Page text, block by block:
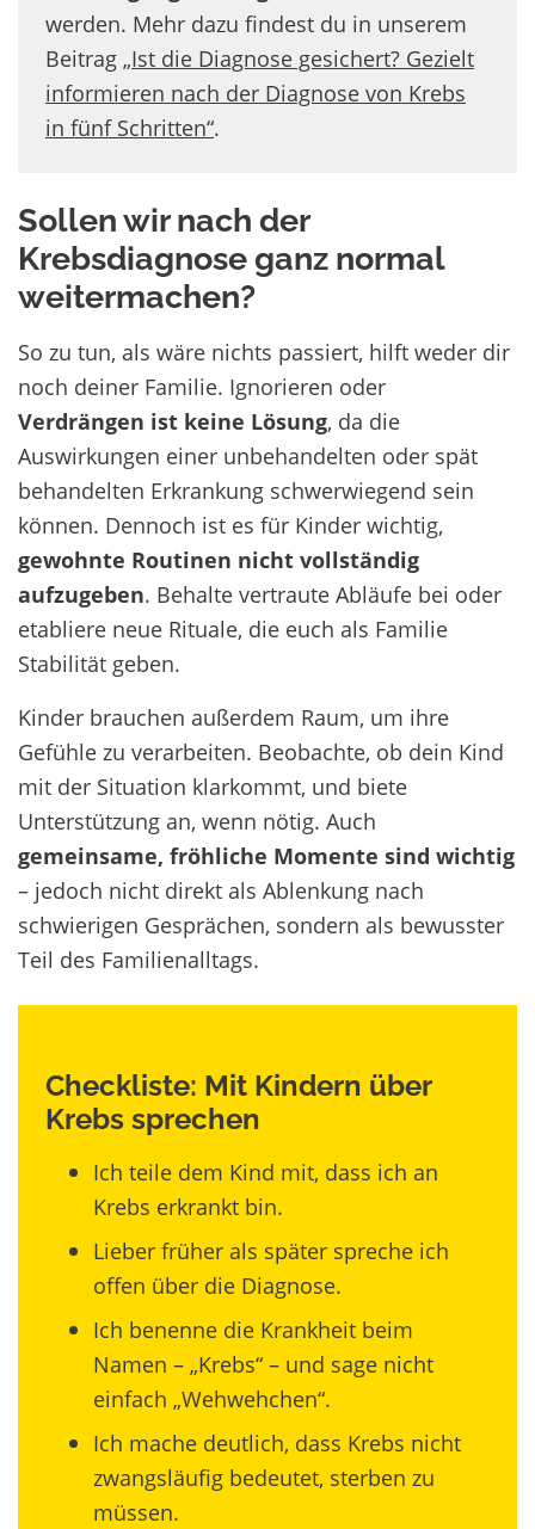
werden. Mehr dazu findest du in unserem
Beitrag „Ist die Diagnose gesichert? Gezielt
informieren nach der Diagnose von Krebs
in fünf Schritten“.
Sollen wir nach der
Krebsdiagnose ganz normal
weitermachen?
So zu tun, als wäre nichts passiert, hilft weder dir
noch deiner Familie. Ignorieren oder
Verdrängen ist keine Lösung, da die
Auswirkungen einer unbehandelten oder spät
behandelten Erkrankung schwerwiegend sein
können. Dennoch ist es für Kinder wichtig,
gewohnte Routinen nicht vollständig
aufzugeben. Behalte vertraute Abläufe bei oder
etabliere neue Rituale, die euch als Familie
Stabilität geben.
Kinder brauchen außerdem Raum, um ihre
Gefühle zu verarbeiten. Beobachte, ob dein Kind
mit der Situation klarkommt, und biete
Unterstützung an, wenn nötig. Auch
gemeinsame, fröhliche Momente sind wichtig
– jedoch nicht direkt als Ablenkung nach
schwierigen Gesprächen, sondern als bewusster
Teil des Familienalltags.
Checkliste: Mit Kindern über
Krebs sprechen
Ich teile dem Kind mit, dass ich an
Krebs erkrankt bin.
Lieber früher als später spreche ich
offen über die Diagnose.
Ich benenne die Krankheit beim
Namen – „Krebs“ – und sage nicht
einfach „Wehwehchen“.
Ich mache deutlich, dass Krebs nicht
zwangsläufig bedeutet, sterben zu
müssen.